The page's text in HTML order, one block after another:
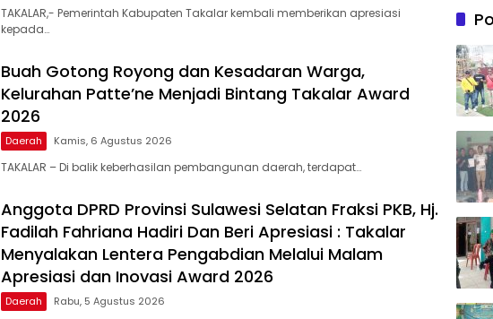
TAKALAR,- Pemerintah Kabupaten Takalar kembali memberikan apresiasi
kepada…
Buah Gotong Royong dan Kesadaran Warga,
Kelurahan Patte’ne Menjadi Bintang Takalar Award
2026
Daerah Kamis, 6 Agustus 2026
TAKALAR – Di balik keberhasilan pembangunan daerah, terdapat…
Anggota DPRD Provinsi Sulawesi Selatan Fraksi PKB, Hj.
Fadilah Fahriana Hadiri Dan Beri Apresiasi : Takalar
Menyalakan Lentera Pengabdian Melalui Malam
Apresiasi dan Inovasi Award 2026
Daerah Rabu, 5 Agustus 2026
Fraksi
Beri
:
dan